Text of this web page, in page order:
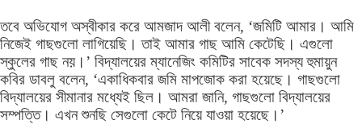
তবে অভিযোগ অস্বীকার করে আমজাদ আলী বলেন, ‘জমিটি আমার। আমি
নিজেই গাছগুলো লাগিয়েছি। তাই আমার গাছ আমি কেটেছি। এগুলো
স্কুলের গাছ নয়।’ বিদ্যালয়ের ম্যানেজিং কমিটির সাবেক সদস্য হুমায়ুন
কবির ডাবলু বলেন, ‘একাধিকবার জমি মাপজোক করা হয়েছে। গাছগুলো
বিদ্যালয়ের সীমানার মধ্যেই ছিল। আমরা জানি, গাছগুলো বিদ্যালয়ের
সম্পত্তি। এখন শুনছি সেগুলো কেটে নিয়ে যাওয়া হয়েছে।’